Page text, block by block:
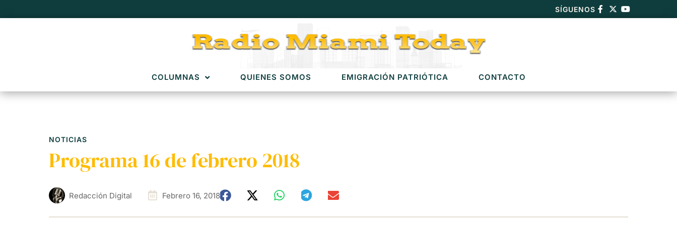
SÍGUENOS
COLUMNAS QUIENES SOMOS EMIGRACIÓN PATRIÓTICA CONTACTO
NOTICIAS
Programa 16 de febrero 2018
Redacción Digital Febrero 16, 2018